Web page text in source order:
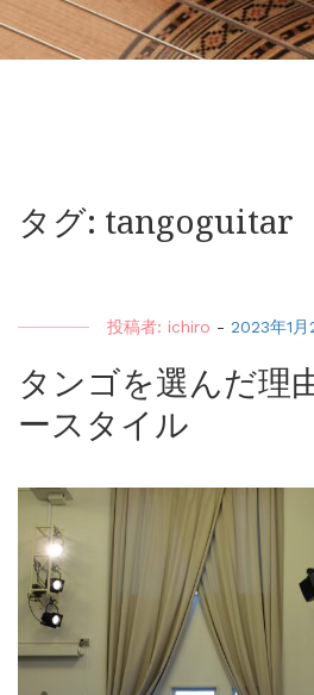
タグ: tangoguitar
投稿者: ichiro - 2023年1月
タンゴを選んだ理
ースタイル